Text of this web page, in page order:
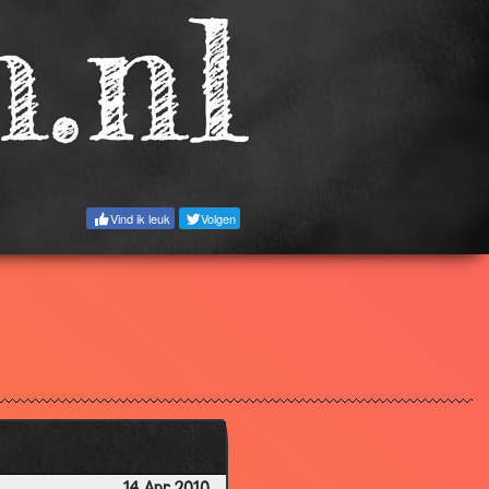
Vind ik leuk Volgen
3.18
3.79
3.68
3.73
2.91
2.83
3.05